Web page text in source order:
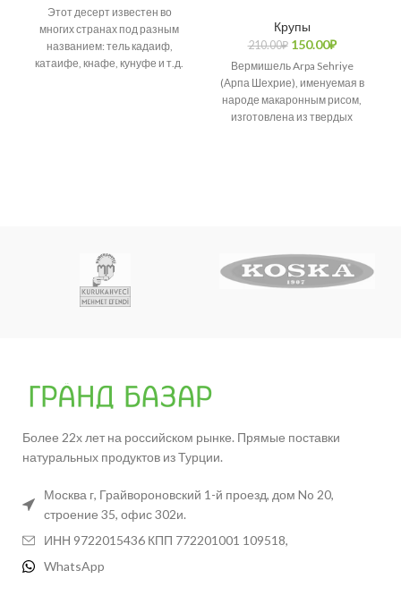
Этот десерт известен во
многих странах под разным
названием: тель кадаиф,
катаифе, кнафе, кунуфе и т.д.
Крупы
210.00₽ 150.00₽
Вермишель Arpa Sehriye
(Арпа Шехрие), именуемая в
народе макаронным рисом,
изготовлена из твердых
Более 22х лет на российском рынке. Прямые поставки
натуральных продуктов из Турции.
Москва г, Грайвороновский 1-й проезд, дом No 20,
строение 35, офис 302и.
ИНН 9722015436 КПП 772201001 109518,
WhatsApp